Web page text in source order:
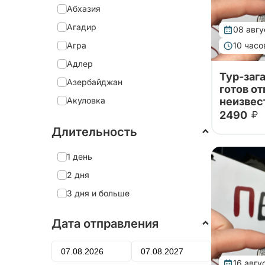
Абхазия
Агадир
Агра
Адлер
Азербайджан
Акуловка
Александро-Невская Лавра
Александров
Александровский дворец
Алеховщина
Алтай
Алушта
Длительность
1 день
2 дня
3 дня и больше
Дата отправления
08
10
Хочется
данный
сообщим,
Тур-
готов
2490
16